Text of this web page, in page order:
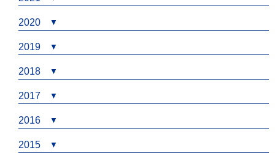
2020
2019
2018
2017
2016
2015